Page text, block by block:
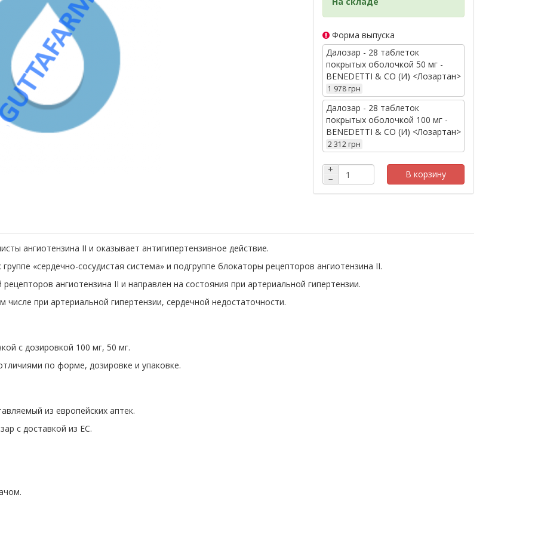
Форма выпуска
Далозар - 28 таблеток
покрытых оболочкой 50 мг -
BENEDETTI & CO (И) <Лозартан>
1 978 грн
Далозар - 28 таблеток
покрытых оболочкой 100 мг -
BENEDETTI & CO (И) <Лозартан>
2 312 грн
+
−
В корзину
ангиотензина II и оказывает антигипертензивное действие.
«сердечно-сосудистая система» и подгруппе блокаторы рецепторов ангиотензина II.
ангиотензина II и направлен на состояния при артериальной гипертензии.
при артериальной гипертензии, сердечной недостаточности.
с дозировкой 100 мг, 50 мг.
по форме, дозировке и упаковке.
из европейских аптек.
с доставкой из ЕС.